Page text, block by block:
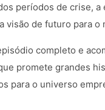
períodos de crise, a
visão de futuro para o
completo e
promete grandes
para o universo